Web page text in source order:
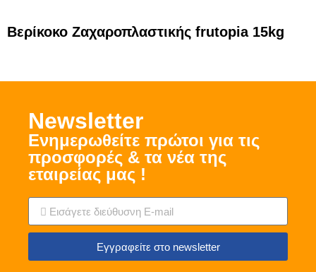
Βερίκοκο Zαχαροπλαστικής frutopia 15kg
Νewsletter
Ενημερωθείτε πρώτοι για τις
προσφορές & τα νέα της
εταιρείας μας !
Εγγραφείτε στο newsletter